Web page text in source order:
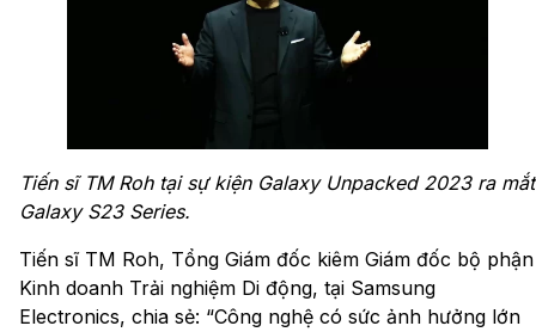
Tiến sĩ TM Roh tại sự kiện Galaxy Unpacked 2023 ra mắt
Galaxy S23 Series.
Tiến sĩ TM Roh, Tổng Giám đốc kiêm Giám đốc bộ phận
Kinh doanh Trải nghiệm Di động, tại Samsung
Electronics, chia sẻ: “Công nghệ có sức ảnh hưởng lớn